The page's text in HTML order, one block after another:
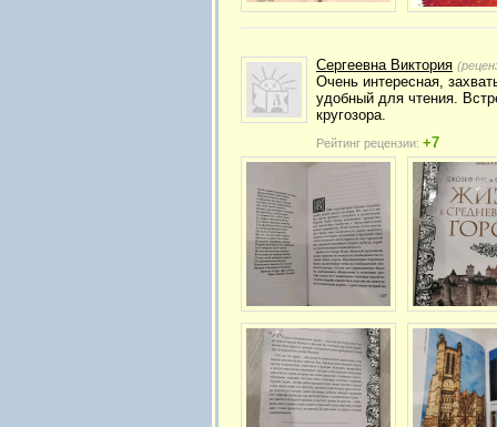
Сергеевна Виктория
Очень интересная,
удобный для чтения.
кругозора.
Рейтинг рецензии: +7